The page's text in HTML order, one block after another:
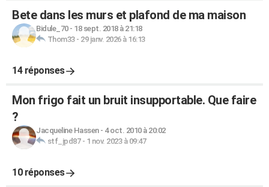
Bete dans les murs et plafond de ma maison
Bidule_70- 18 sept. 2018 à 21:18
Thom33- 29 janv. 2026 à 16:13
14 réponses
Mon frigo fait un bruit insupportable. Que faire
?
Jacqueline Hassen- 4 oct. 2010 à 20:02
stf_jpd87- 1 nov. 2023 à 09:47
10 réponses